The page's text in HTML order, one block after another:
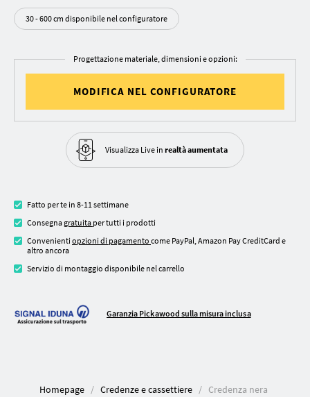
30 - 600 cm disponibile nel configuratore
Progettazione materiale, dimensioni e opzioni:
MODIFICA NEL CONFIGURATORE
Visualizza Live in realtà aumentata
Fatto per te in 8-11 settimane
Consegnagratuita per tutti i prodotti
Convenienti opzioni di pagamento come PayPal, Amazon Pay CreditCard e
altro ancora
Servizio di montaggio disponibile nel carrello
Garanzia Pickawood sulla misura inclusa
Homepage Credenze e cassettiere Credenza nera